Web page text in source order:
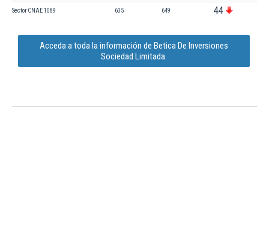
Sector CNAE 1089 605 649 44
Acceda a toda la información de Betica De Inversiones
Sociedad Limitada.